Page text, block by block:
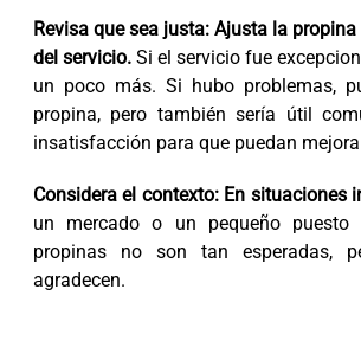
Revisa que sea justa: Ajusta la
del servicio.Si el servicio fue
un poco más. Si hubo problemas,
propina, pero también sería útil
insatisfacción para que puedan
Considera el contexto: En situaciones
un mercado o un pequeño puesto
propinas no son tan esperadas,
agradecen.